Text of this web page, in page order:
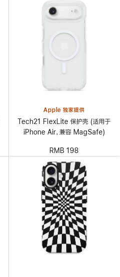
Apple 独家提供
Tech21 FlexLite 保护壳 (适用于
iPhone Air，兼容 MagSafe)
RMB 198